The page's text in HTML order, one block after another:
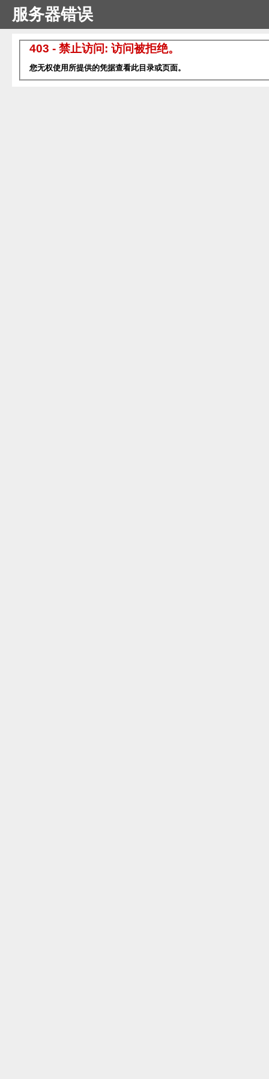
服务器错误
403 - 禁止访问: 访问被拒绝。
您无权使用所提供的凭据查看此目录或页面。